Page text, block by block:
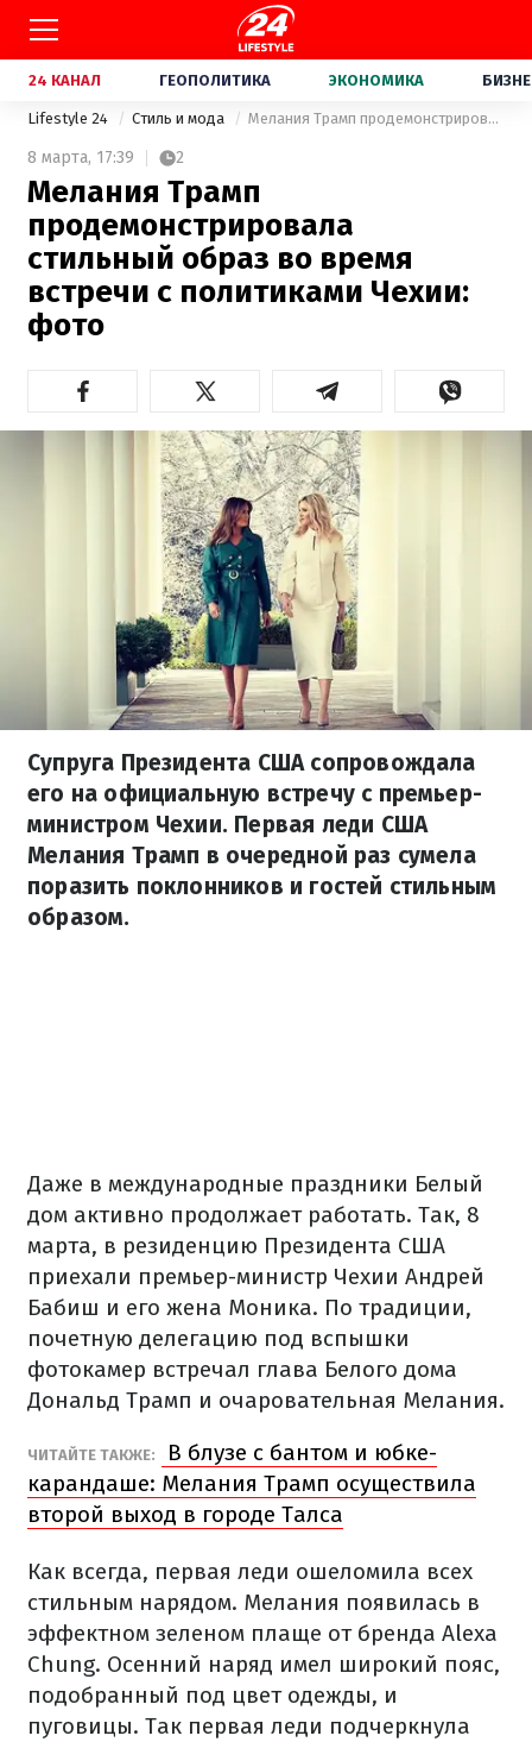
24 КАНАЛ ГЕОПОЛИТИКА ЭКОНОМИКА
Lifestyle 24 Стиль и мода Мелания Трамп продемонстрировала стильный образ во время встречи с политиками Чехии: фото
8 марта, 17:39 2
Мелания Трамп
продемонстрировала
стильный образ во время
встречи с политиками Чехии:
фото
Супруга Президента США сопровождала
его на официальную встречу с премьер-
министром Чехии. Первая леди США
Мелания Трамп в очередной раз сумела
поразить поклонников и гостей стильным
образом.
Даже в международные праздники Белый
дом активно продолжает работать. Так, 8
марта, в резиденцию Президента США
приехали премьер-министр Чехии Андрей
Бабиш и его жена Моника. По традиции,
почетную делегацию под вспышки
фотокамер встречал глава Белого дома
Дональд Трамп и очаровательная Мелания.
ЧИТАЙТЕ ТАКЖЕ:
В блузе с бантом и юбке-
карандаше: Мелания Трамп осуществила
второй выход в городе Талса
Как всегда, первая леди ошеломила всех
стильным нарядом. Мелания появилась в
эффектном зеленом плаще от бренда Alexa
Chung. Осенний наряд имел широкий пояс,
подобранный под цвет одежды, и
пуговицы. Так первая леди подчеркнула